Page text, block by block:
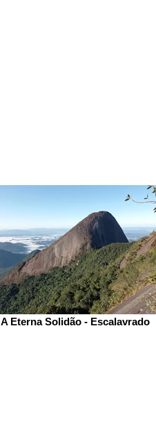
A Eterna Solidão - Escalavrado